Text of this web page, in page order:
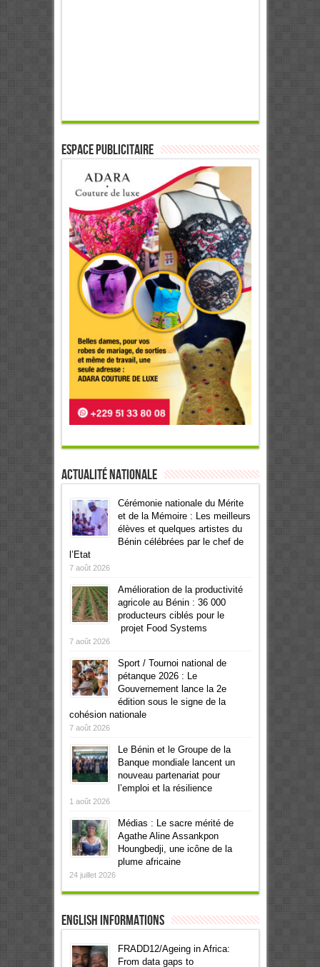
ESPACE PUBLICITAIRE
Actualité Nationale
Cérémonie nationale du Mérite
et de la Mémoire : Les meilleurs
élèves et quelques artistes du
Bénin célébrées par le chef de
l’Etat
7 août 2026
Amélioration de la productivité
agricole au Bénin : 36 000
producteurs ciblés pour le
projet Food Systems
7 août 2026
Sport / Tournoi national de
pétanque 2026 : Le
Gouvernement lance la 2e
édition sous le signe de la
cohésion nationale
7 août 2026
Le Bénin et le Groupe de la
Banque mondiale lancent un
nouveau partenariat pour
l’emploi et la résilience
1 août 2026
Médias : Le sacre mérité de
Agathe Aline Assankpon
Houngbedji, une icône de la
plume africaine
24 juillet 2026
English informations
FRADD12/Ageing in Africa:
From data gaps to